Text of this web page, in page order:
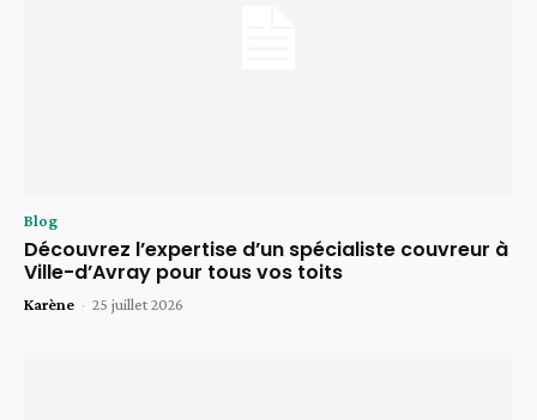
Blog
Découvrez l’expertise d’un spécialiste couvreur à
Ville-d’Avray pour tous vos toits
Karène - 25 juillet 2026